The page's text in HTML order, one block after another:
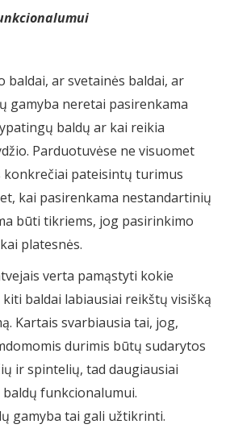
ar svetainės baldai, ar
gamyba neretai pasirenkama
baldų ar kai reikia
Parduotuvėse ne visuomet
konkrečiai pateisintų turimus
kai pasirenkama nestandartinių
būti tikriems, jog pasirinkimo
platesnės.
verta pamąstyti kokie
baldai labiausiai reikštų visišką
Kartais svarbiausia tai, jog,
durimis būtų sudarytos
ir spintelių, tad daugiausiai
funkcionalumui.
gamyba tai gali užtikrinti.